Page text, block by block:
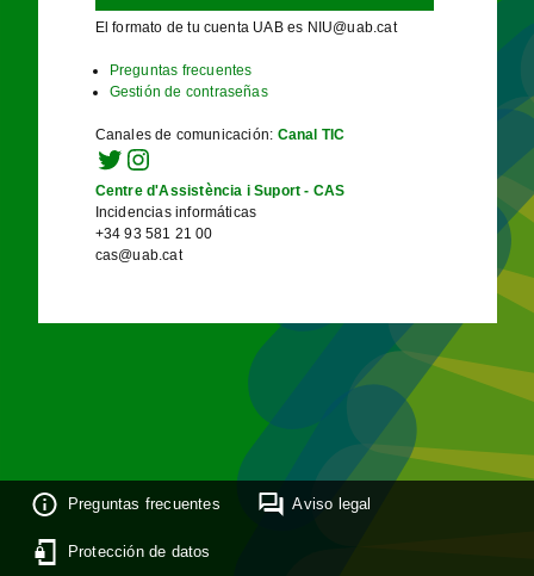
El formato de tu cuenta UAB es NIU@uab.cat
Preguntas frecuentes
Gestión de contraseñas
Canales de comunicación: Canal TIC
Centre d'Assistència i Suport - CAS
Incidencias informáticas
+34 93 581 21 00
cas@uab.cat
Preguntas frecuentes Aviso legal
Protección de datos